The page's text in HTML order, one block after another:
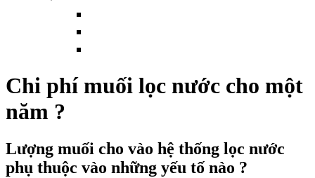
Chi phí muối lọc nước cho một
năm ?
Lượng muối cho vào hệ thống lọc nước
phụ thuộc vào những yếu tố nào ?